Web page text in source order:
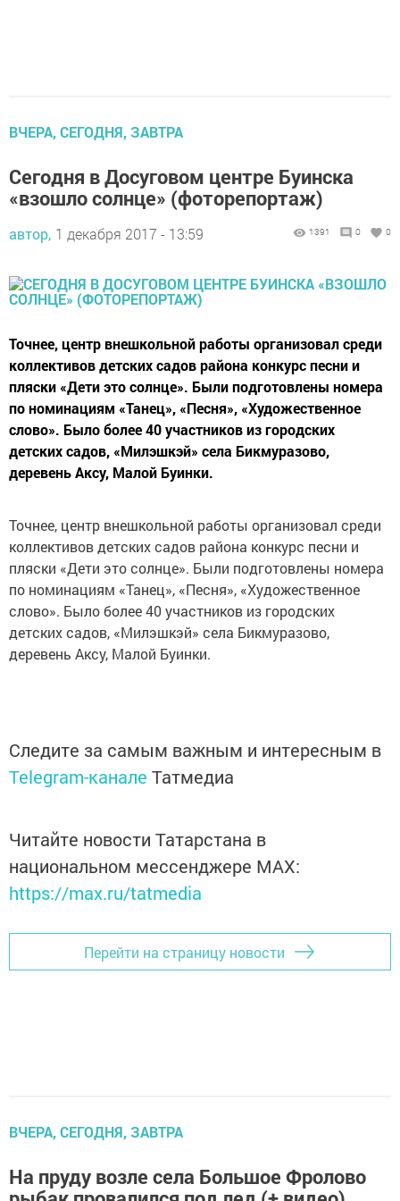
ВЧЕРА, СЕГОДНЯ, ЗАВТРА
Сегодня в Досуговом центре Буинска
«взошло солнце» (фоторепортаж)
автор, 1 декабря 2017 - 13:59 1391 0 0
Точнее, центр внешкольной работы организовал среди
коллективов детских садов района конкурс песни и
пляски «Дети это солнце». Были подготовлены номера
по номинациям «Танец», «Песня», «Художественное
слово». Было более 40 участников из городских
детских садов, «Милэшкэй» села Бикмуразово,
деревень Аксу, Малой Буинки.
Точнее, центр внешкольной работы организовал среди
коллективов детских садов района конкурс песни и
пляски «Дети это солнце». Были подготовлены номера
по номинациям «Танец», «Песня», «Художественное
слово». Было более 40 участников из городских
детских садов, «Милэшкэй» села Бикмуразово,
деревень Аксу, Малой Буинки.
Следите за самым важным и интересным в
Telegram-канале Татмедиа
Читайте новости Татарстана в
национальном мессенджере MАХ:
https://max.ru/tatmedia
Перейти на страницу новости
ВЧЕРА, СЕГОДНЯ, ЗАВТРА
На пруду возле села Большое Фролово